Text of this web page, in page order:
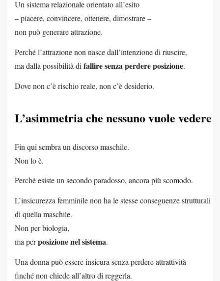
Un sistema relazionale orientato all’esito
– piacere, convincere, ottenere, dimostrare –
non può generare attrazione.
Perché l’attrazione non nasce dall’intenzione di riuscire,
ma dalla possibilità di fallire senza perdere posizione.
Dove non c’è rischio reale, non c’è desiderio.
L’asimmetria che nessuno vuole vedere
Fin qui sembra un discorso maschile.
Non lo è.
Perché esiste un secondo paradosso, ancora più scomodo.
L’insicurezza femminile non ha le stesse conseguenze strutturali
di quella maschile.
Non per biologia,
ma perposizione nel sistema.
Una donna può essere insicura senza perdere attrattività
finché non chiede all’altro di reggerla.